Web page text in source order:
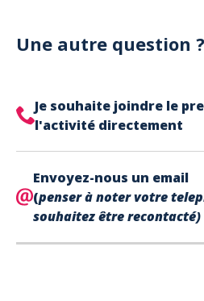
Cependant, nous avons l'office
et de Saint Raphaël qui
A noter que la réservation est
uniquement une fois le
Une autre question ?
Je souhaite joindre le
l'activité directement
trouve directement sur
dans la partie contact.
Envoyez-nous un email
(penser à noter votre
souhaitez être recontacté)